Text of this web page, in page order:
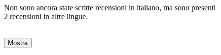
Non sono ancora state scritte recensioni in italiano, ma sono presenti
2 recensioni in altre lingue.
Mostra